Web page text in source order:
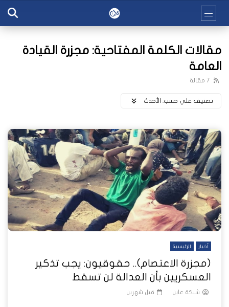
مقالات الكلمة المفتاحية: مجزرة القيادة
العامة
7 مقالة
تصنيف علي حسب: اﻷحدث
أخبار الرئيسية
(مجزرة الاعتصام).. حقوقيون: يجب تذكير
العسكريين بأن العدالة لن تسقط
شبكة عاين قبل شهرين